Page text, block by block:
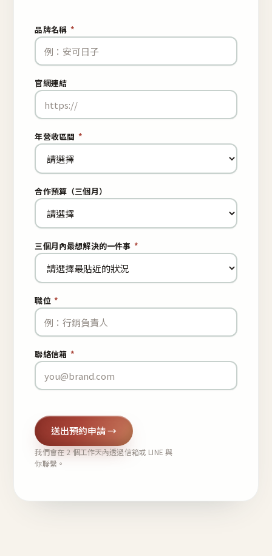
品牌名稱 *
官網連結
年營收區間 *
合作預算（三個月）
三個月內最想解決的一件事 *
職位 *
聯絡信箱 *
送出預約申請 →
我們會在 2 個工作天內透過信箱或 LINE 與
你聯繫。